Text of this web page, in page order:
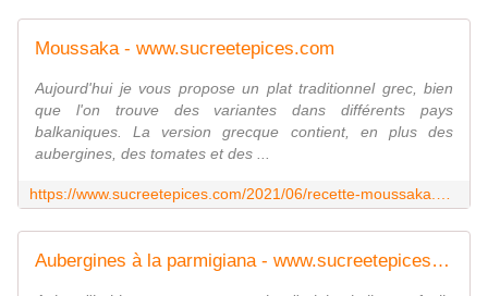
Moussaka - www.sucreetepices.com
Aujourd'hui je vous propose un plat traditionnel grec, bien
que l'on trouve des variantes dans différents pays
balkaniques. La version grecque contient, en plus des
aubergines, des tomates et des ...
Aubergines à la parmigiana - www.sucreetepices.com